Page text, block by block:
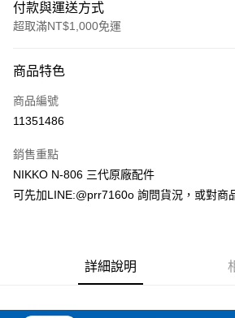
付款與運送方式
超取滿NT$1,000免運
信用卡一次付款
超商取貨付款
ATM付款
每筆NT$60，滿NT$1,000(含以上)免運費
7-11取貨付款(安全帽一頂以上請選宅配)
每筆NT$60，滿NT$1,000(含以上)免運費
商品特色
商品編號
11351486
銷售重點
NIKKO N-806 三代原廠配件
可先加LINE:@prr7160o 詢問貨況，或對商
詳細說明